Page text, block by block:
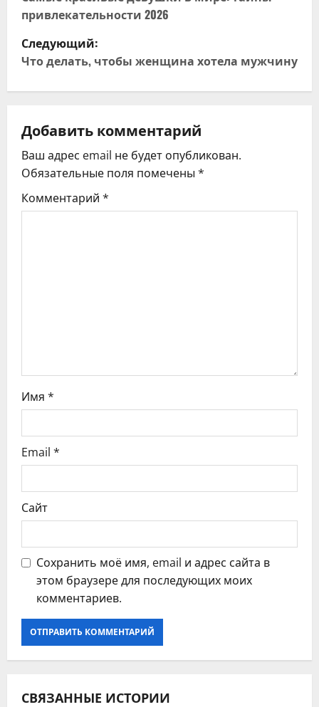
в
и
г
а
ц
и
я
и
я
привлекательности 2026
Следующий:
Что делать, чтобы женщина хотела мужчину
Добавить комментарий
Ваш адрес email не будет опубликован.
Обязательные поля помечены *
Комментарий *
Имя *
Email *
Сайт
Сохранить моё имя, email и адрес сайта в
этом браузере для последующих моих
комментариев.
СВЯЗАННЫЕ ИСТОРИИ